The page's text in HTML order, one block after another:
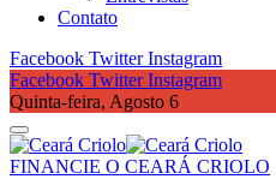
Contato
Facebook Twitter Instagram
Facebook Twitter Instagram
Quinta-feira, Agosto 6
FINANCIE O CEARÁ CRIOLO